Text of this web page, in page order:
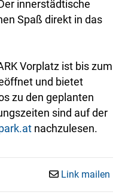
innerstädtische
Spaß direkt in das
Vorplatz ist bis zum
und bietet
zu den geplanten
sind auf der
nachzulesen.
Link mailen